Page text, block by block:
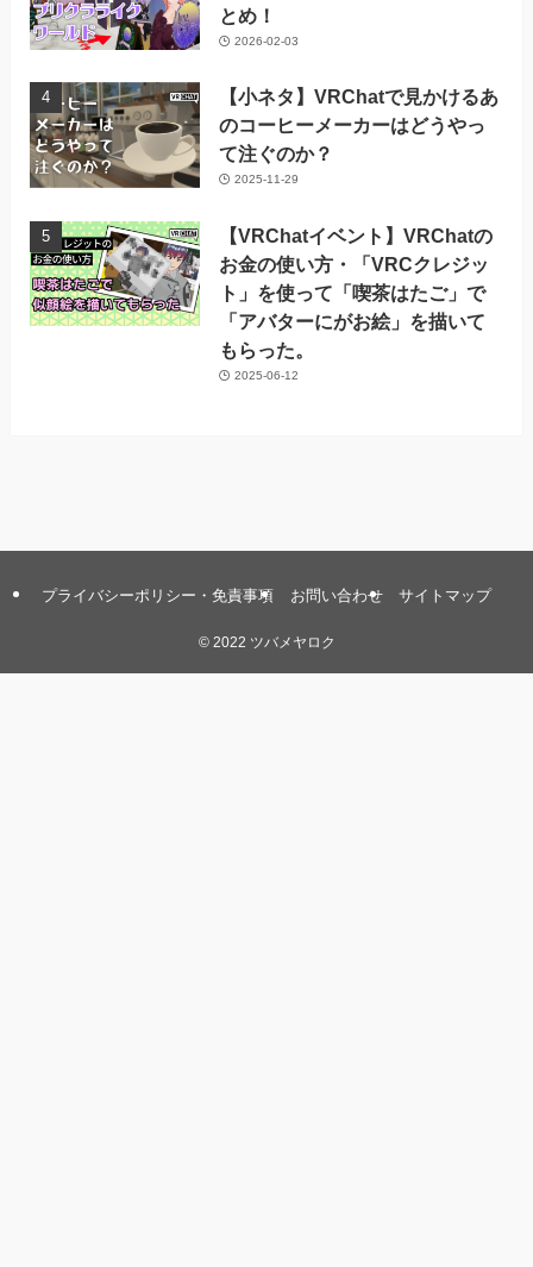
とめ！
2026-02-03
【小ネタ】VRChatで見かけるあ
のコーヒーメーカーはどうやっ
て注ぐのか？
2025-11-29
【VRChatイベント】VRChatの
お金の使い方・「VRCクレジッ
ト」を使って「喫茶はたご」で
「アバターにがお絵」を描いて
もらった。
2025-06-12
プライバシーポリシー・免責事項 お問い合わせ サイトマップ
©2022 ツバメヤロク